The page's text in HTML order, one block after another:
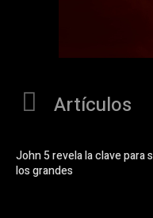
Artículos
John 5 revela la clave
los grandes